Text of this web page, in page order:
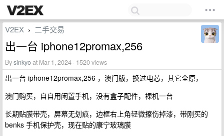
V2EX › 二手交易
出一台 iphone12promax,256
Bysinkyoat Mar 1, 2024 · 1520 views
出一台 iphone12promax,256 ，澳门版，换过电芯，其它全原，
澳门购买，自自用闲置手机，没有盒子配件，裸机一台
长期贴膜带壳，屏幕无划痕，边框右上角轻微擦伤掉漆，带刚买的
benks 手机保护壳，现在贴的康宁玻璃膜